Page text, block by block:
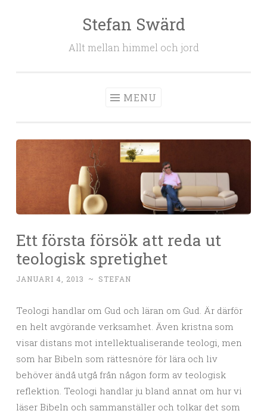
Stefan Swärd
Allt mellan himmel och jord
MENU
Ett första försök att reda ut
teologisk spretighet
JANUARI 4, 2013 ~ STEFAN
Teologi handlar om Gud och läran om Gud. Är därför
en helt avgörande verksamhet. Även kristna som
visar distans mot intellektualiserande teologi, men
som har Bibeln som rättesnöre för lära och liv
behöver ändå utgå från någon form av teologisk
reflektion. Teologi handlar ju bland annat om hur vi
läser Bibeln och sammanställer och tolkar det som